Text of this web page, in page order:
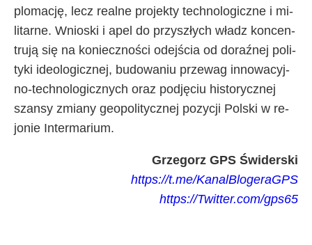
plo­ma­cję, le­cz re­al­ne pro­jek­ty tech­no­lo­gicz­ne i mi­
li­tar­ne. Wnio­ski i apel do przy­szły­ch wła­dz kon­cen­
tru­ją się na ko­niecz­no­ści odej­ścia od do­raź­nej po­li­
ty­ki ide­olo­gicz­nej, bu­do­wa­niu prze­wag in­no­wa­cyj­
no-tech­no­lo­gicz­ny­ch oraz pod­ję­ciu hi­sto­rycz­nej
szan­sy zmia­ny geo­po­li­tycz­nej po­zy­cji Pol­ski w re­
jo­nie In­ter­ma­rium.
Grzegorz GPS Świderski
https://t.me/KanalBlogeraGPS
https://Twitter.com/gps65